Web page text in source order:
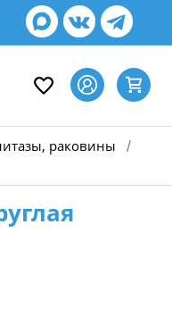
раковины /